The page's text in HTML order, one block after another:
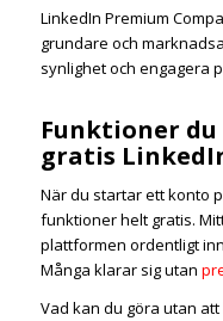
LinkedIn Premium
grundare och
synlighet och engagera
Funktioner
gratis
När du startar ett konto
funktioner helt gratis.
plattformen ordentligt
Många klarar sig utan
Vad kan du göra utan att